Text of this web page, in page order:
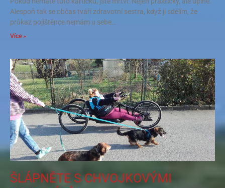
Alespoň tak se občas tváří zdravotní sestra, když jí sdělím, že
průkaz pojištěnce nemám u sebe…
Více »
ŠLÁPNĚTE S CHVOJKOVÝMI